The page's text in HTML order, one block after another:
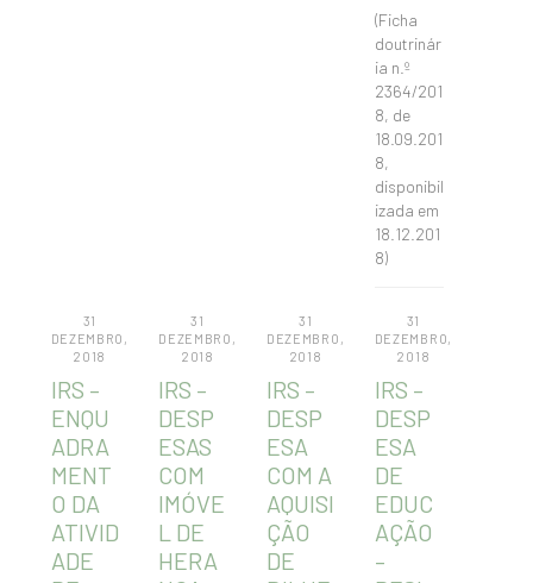
(Ficha
doutrinár
ia n.º
2364/201
8, de
18.09.201
8,
disponibil
izada em
18.12.201
8)
31
DEZEMBRO,
2018
IRS –
ENQU
ADRA
MENT
O DA
ATIVID
ADE
31
DEZEMBRO,
2018
IRS –
DESP
ESAS
COM
IMÓVE
L DE
HERA
31
DEZEMBRO,
2018
IRS –
DESP
ESA
COM A
AQUISI
ÇÃO
DE
31
DEZEMBRO,
2018
IRS –
DESP
ESA
DE
EDUC
AÇÃO
–